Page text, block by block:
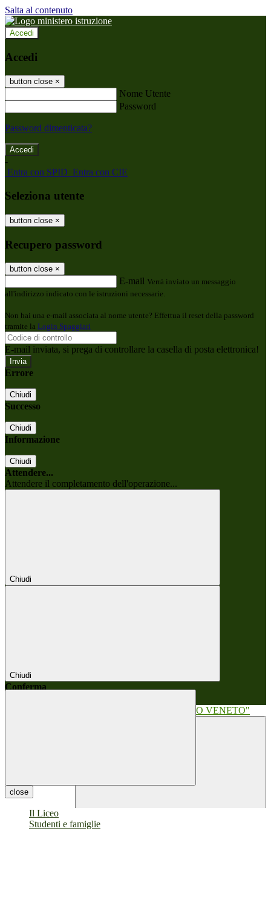
Salta al contenuto
Accedi
Accedi
button close ×
Nome Utente
Password
Password dimenticata?
-
Entra con SPID Entra con CIE
Seleziona utente
button close ×
Recupero password
button close ×
E-mail Verrà inviato un messaggio
all'indirizzo indicato con le istruzioni necessarie.
Non hai una e-mail associata al nome utente? Effettua il reset della password
tramite la Login Spaggiari
E-mail inviata, si prega di controllare la casella di posta elettronica!
Errore
Chiudi
Successo
Chiudi
Informazione
Chiudi
Attendere...
Attendere il completamento dell'operazione...
Chiudi
Chiudi
Conferma
close
Il Liceo
Studenti e famiglie